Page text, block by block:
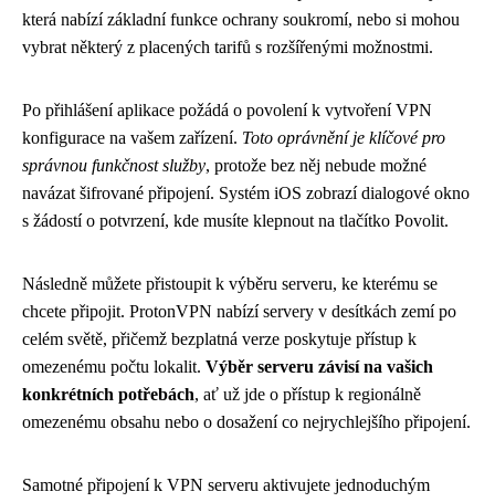
která nabízí základní funkce ochrany soukromí, nebo si mohou
vybrat některý z placených tarifů s rozšířenými možnostmi.
Po přihlášení aplikace požádá o povolení k vytvoření VPN
konfigurace na vašem zařízení. Toto oprávnění je klíčové pro
správnou funkčnost služby, protože bez něj nebude možné
navázat šifrované připojení. Systém iOS zobrazí dialogové okno
s žádostí o potvrzení, kde musíte klepnout na tlačítko Povolit.
Následně můžete přistoupit k výběru serveru, ke kterému se
chcete připojit. ProtonVPN nabízí servery v desítkách zemí po
celém světě, přičemž bezplatná verze poskytuje přístup k
omezenému počtu lokalit. Výběr serveru závisí na vašich
konkrétních potřebách, ať už jde o přístup k regionálně
omezenému obsahu nebo o dosažení co nejrychlejšího připojení.
Samotné připojení k VPN serveru aktivujete jednoduchým